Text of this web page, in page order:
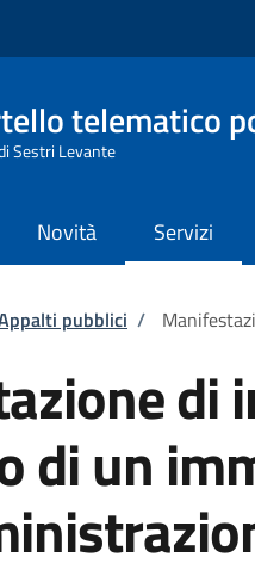
telematico
Sestri Levante
Novità Servizi
pane
pubblici /
di
di un